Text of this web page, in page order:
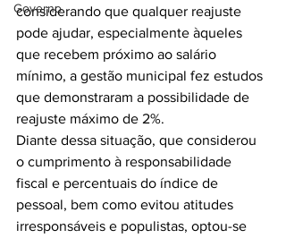
Governo
considerando que qualquer reajuste
pode ajudar, especialmente àqueles
que recebem próximo ao salário
mínimo, a gestão municipal fez estudos
que demonstraram a possibilidade de
reajuste máximo de 2%.
Diante dessa situação, que considerou
o cumprimento à responsabilidade
fiscal e percentuais do índice de
pessoal, bem como evitou atitudes
irresponsáveis e populistas, optou-se